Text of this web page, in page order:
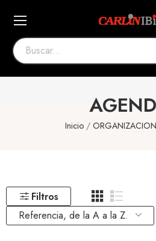
Inicio ORGANIZACION
Filtros
Referencia, de la A a la Z.